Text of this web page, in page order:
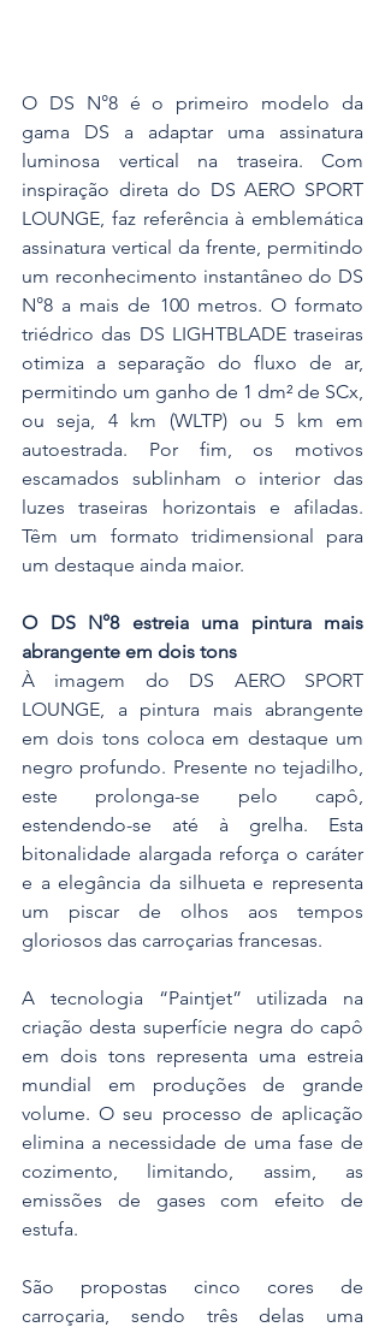
O DS N°8 é o primeiro modelo da
gama DS a adaptar uma assinatura
luminosa vertical na traseira. Com
inspiração direta do DS AERO SPORT
LOUNGE, faz referência à emblemática
assinatura vertical da frente, permitindo
um reconhecimento instantâneo do DS
N°8 a mais de 100 metros. O formato
triédrico das DS LIGHTBLADE traseiras
otimiza a separação do fluxo de ar,
permitindo um ganho de 1 dm² de SCx,
ou seja, 4 km (WLTP) ou 5 km em
autoestrada. Por fim, os motivos
escamados sublinham o interior das
luzes traseiras horizontais e afiladas.
Têm um formato tridimensional para
um destaque ainda maior.
O DS N°8 estreia uma pintura mais
abrangente em dois tons
À imagem do DS AERO SPORT
LOUNGE, a pintura mais abrangente
em dois tons coloca em destaque um
negro profundo. Presente no tejadilho,
este prolonga-se pelo capô,
estendendo-se até à grelha. Esta
bitonalidade alargada reforça o caráter
e a elegância da silhueta e representa
um piscar de olhos aos tempos
gloriosos das carroçarias francesas.
A tecnologia “Paintjet” utilizada na
criação desta superfície negra do capô
em dois tons representa uma estreia
mundial em produções de grande
volume. O seu processo de aplicação
elimina a necessidade de uma fase de
cozimento, limitando, assim, as
emissões de gases com efeito de
estufa.
São propostas cinco cores de
carroçaria, sendo três delas uma